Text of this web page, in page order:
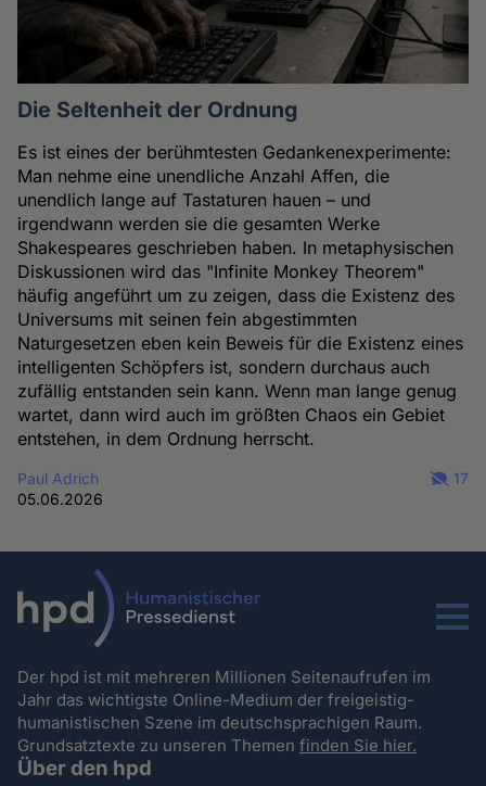
Die Seltenheit der Ordnung
Es ist eines der berühmtesten Gedankenexperimente:
Man nehme eine unendliche Anzahl Affen, die
unendlich lange auf Tastaturen hauen – und
irgendwann werden sie die gesamten Werke
Shakespeares geschrieben haben. In metaphysischen
Diskussionen wird das "Infinite Monkey Theorem"
häufig angeführt um zu zeigen, dass die Existenz des
Universums mit seinen fein abgestimmten
Naturgesetzen eben kein Beweis für die Existenz eines
intelligenten Schöpfers ist, sondern durchaus auch
zufällig entstanden sein kann. Wenn man lange genug
wartet, dann wird auch im größten Chaos ein Gebiet
entstehen, in dem Ordnung herrscht.
Paul Adrich
05.06.2026
17
Menu
Der hpd ist mit mehreren Millionen Seitenaufrufen im
Jahr das wichtigste Online-Medium der freigeistig-
humanistischen Szene im deutschsprachigen Raum.
Grundsatztexte zu unseren Themenfinden Sie hier.
Über den hpd